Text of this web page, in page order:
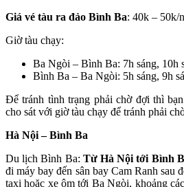
Giá vé tàu ra đảo Bình Ba: 40k – 50k/
Giờ tàu chạy:
Ba Ngòi – Bình Ba: 7h sáng, 10h
Bình Ba – Ba Ngòi: 5h sáng, 9h
Để tránh tình trạng phải chờ đợi thì
cho sát với giờ tàu chạy để tránh phải
Hà Nội – Bình Ba
Du lịch Bình Ba: Từ Hà Nội tới Bình
đi máy bay đến sân bay Cam Ranh sau
taxi hoặc xe ôm tới Ba Ngòi, khoảng